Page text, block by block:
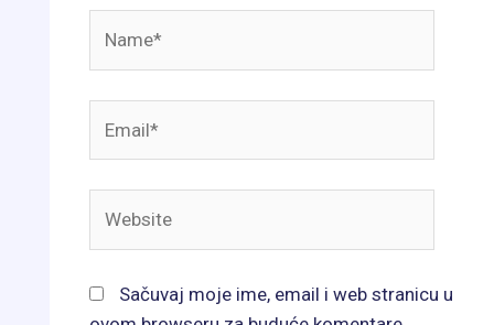
Sačuvaj moje ime, email i web stranicu u